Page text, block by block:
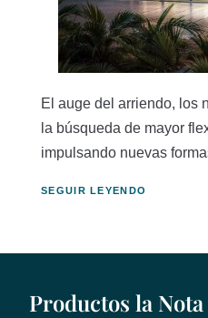
El auge del arriendo, los
la búsqueda de mayor
impulsando nuevas
SEGUIR LEYENDO
Productos la Nota